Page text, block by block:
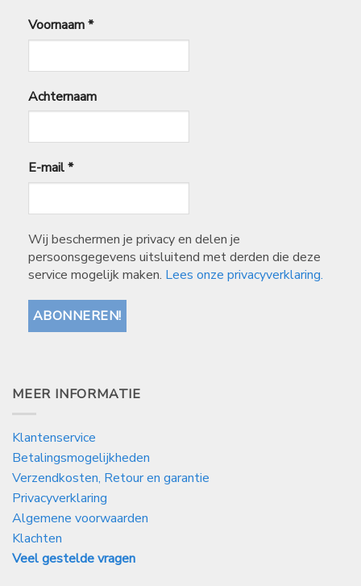
Voornaam*
Achternaam
E-mail*
Wij beschermen je privacy en delen je
persoonsgegevens uitsluitend met derden die deze
service mogelijk maken. Lees onze privacyverklaring.
MEER INFORMATIE
Klantenservice
Betalingsmogelijkheden
Verzendkosten, Retour en garantie
Privacyverklaring
Algemene voorwaarden
Klachten
Veel gestelde vragen